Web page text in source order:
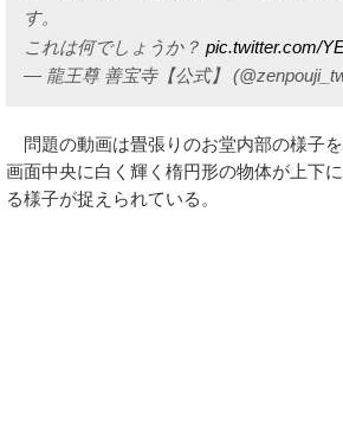
す。
これは何でしょうか？ pic.twitter.com/
— 龍王尊 善宝寺【公式】
問題の動画は畳張りのお堂内部の様子を
画面中央に白く輝く楕円形の物体が上下
る様子が捉えられている。